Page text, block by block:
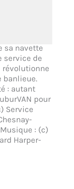
sa navette
service de
révolutionne
banlieue.
: autant
pour
Service
: (c)
Harper-